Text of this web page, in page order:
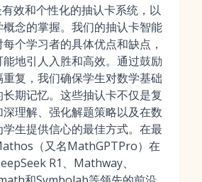
效和个性化的抽认卡系统，以
念的掌握。我们的抽认卡智能
个学习者的具体优点和缺点，
地引人入胜和高效。通过鼓励
复，我们确保学生对数学基础
期记忆。这些抽认卡不仅是复
理解、强化解题策略以及在数
生提供信心的最佳方式。在最
（又名MathGPTPro）在
R1、Mathway、